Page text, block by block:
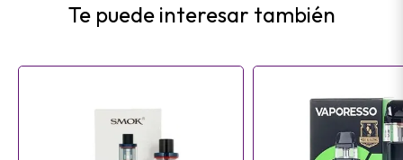
Te puede interesar también